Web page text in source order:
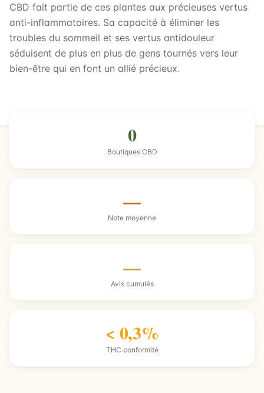
CBD fait partie de ces plantes aux précieuses vertus
anti-inflammatoires. Sa capacité à éliminer les
troubles du sommeil et ses vertus antidouleur
séduisent de plus en plus de gens tournés vers leur
bien-être qui en font un allié précieux.
0
Boutiques CBD
—
Note moyenne
—
Avis cumulés
< 0,3%
THC conformité